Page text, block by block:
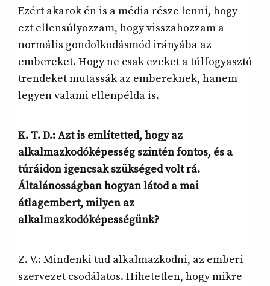
Ezért akarok én is a média része lenni, hogy
ezt ellensúlyozzam, hogy visszahozzam a
normális gondolkodásmód irányába az
embereket. Hogy ne csak ezeket a túlfogyasztó
trendeket mutassák az embereknek, hanem
legyen valami ellenpélda is.
K. T. D.:Azt is említetted, hogy az
alkalmazkodóképesség szintén fontos, és a
túráidon igencsak szükséged volt rá.
Általánosságban hogyan látod a mai
átlagembert, milyen az
alkalmazkodóképességünk?
Z. V.: Mindenki tud alkalmazkodni, az emberi
szervezet csodálatos. Hihetetlen, hogy mikre